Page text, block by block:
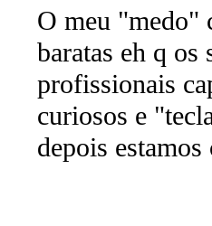
O meu "medo"
baratas eh q os
profissionais
curiosos e
depois